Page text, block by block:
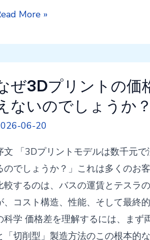
More »
ぜ3Dプリントの価
ないのでしょうか？
06-20
文 「3Dプリントモデルは数千元
のでしょうか？」これは多くのお
較するのは、バスの運賃とテスラ
、コスト構造、性能、そして最終
科学 価格差を理解するには、まず
「切削型」製造方法のこの根本的